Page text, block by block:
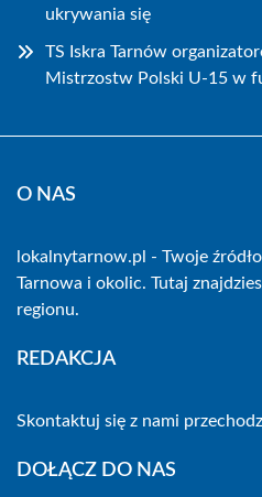
ukrywania się
TS Iskra Tarnów
Mistrzostw Polski U-15 w
O NAS
lokalnytarnow.pl - Twoje
Tarnowa i okolic. Tutaj
regionu.
REDAKCJA
Skontaktuj się z nami
DOŁĄCZ DO NAS